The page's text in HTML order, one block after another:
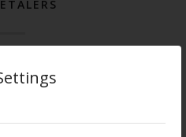
het niet tijdig betalen
Maar denk ook